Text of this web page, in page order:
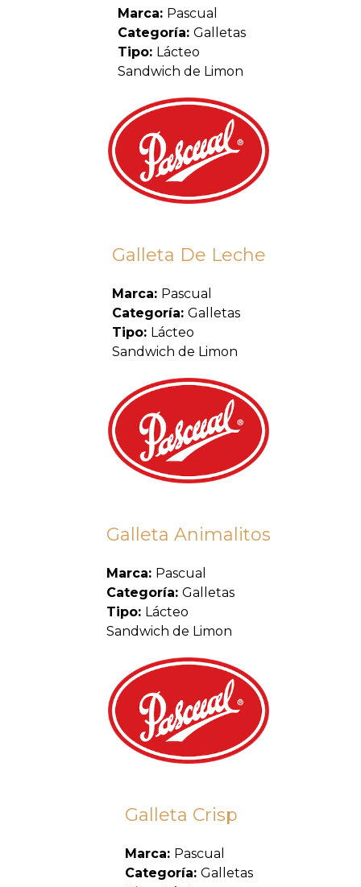
Marca: Pascual
Categoría: Galletas
Tipo: Lácteo
Sandwich de Limon
Galleta De Leche
Marca: Pascual
Categoría: Galletas
Tipo: Lácteo
Sandwich de Limon
Galleta Animalitos
Marca: Pascual
Categoría: Galletas
Tipo: Lácteo
Sandwich de Limon
Galleta Crisp
Marca: Pascual
Categoría: Galletas